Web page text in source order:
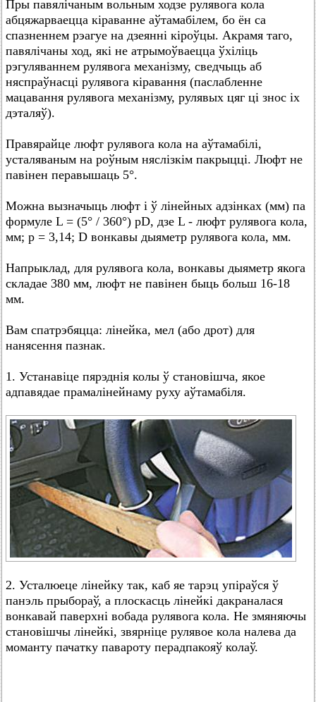
Пры павялічаным вольным ходзе рулявога кола
абцяжарваецца кіраванне аўтамабілем, бо ён са
спазненнем рэагуе на дзеянні кіроўцы. Акрамя таго,
павялічаны ход, які не атрымоўваецца ўхіліць
рэгуляваннем рулявога механізму, сведчыць аб
няспраўнасці рулявога кіравання (паслабленне
мацавання рулявога механізму, рулявых цяг ці знос іх
дэталяў).
Правярайце люфт рулявога кола на аўтамабілі,
усталяваным на роўным няслізкім пакрыцці. Люфт не
павінен перавышаць 5°.
Можна вызначыць люфт і ў лінейных адзінках (мм) па
формуле L = (5° / 360°) pD, дзе L - люфт рулявога кола,
мм; p = 3,14; D вонкавы дыяметр рулявога кола, мм.
Напрыклад, для рулявога кола, вонкавы дыяметр якога
складае 380 мм, люфт не павінен быць больш 16-18
мм.
Вам спатрэбяцца: лінейка, мел (або дрот) для
нанясення пазнак.
1. Устанавіце пярэднія колы ў становішча, якое
адпавядае прамалінейнаму руху аўтамабіля.
2. Усталюеце лінейку так, каб яе тарэц упіраўся ў
панэль прыбораў, а плоскасць лінейкі дакраналася
вонкавай паверхні вобада рулявога кола. Не змяняючы
становішчы лінейкі, звярніце рулявое кола налева да
моманту пачатку павароту перадпакояў колаў.